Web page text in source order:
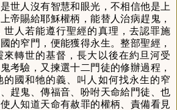
世人沒有智慧和眼光，不相信他是上
帝賜給耶穌權柄，能替人治病趕鬼，
世人若能遵行聖經的真理，去認罪施
的窄門，便能獲得永生。整部聖經，
來轉世的基督，長大以後在約旦河受
考驗，又揀選十二門徒的修辦過程，
國和牠的義、叫人如何找永生的窄
趕鬼、傳福音、吩咐天命給門徒、也
人知道天命有赦罪的權柄、責備看見